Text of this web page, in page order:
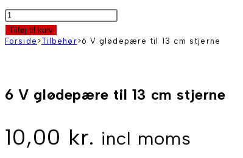
6
V
glødepære
stjerne
antal
Tilføj til kurv
Forside >Tilbehør>6 V glødepære til 13 cm stjerne
6 V glødepære til 13 cm stjerne
10,00 kr. incl moms